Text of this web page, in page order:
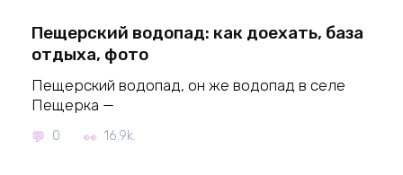
Пещерский водопад: как доехать, база
отдыха, фото
Пещерский водопад, он же водопад в селе
Пещерка —
0 16.9k.